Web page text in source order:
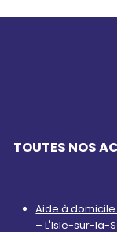
TOUTES NOS
Aide à
– L'Isle-sur-la-